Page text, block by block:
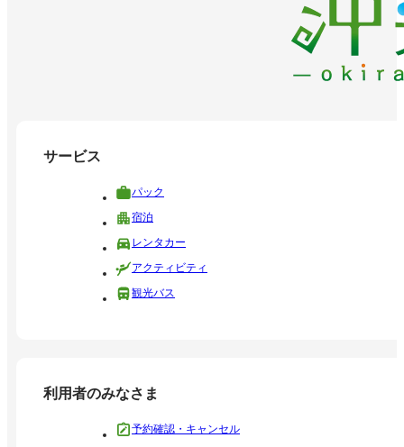
サービス
パック
宿泊
レンタカー
アクティビティ
観光バス
利用者のみなさま
予約確認・キャンセル